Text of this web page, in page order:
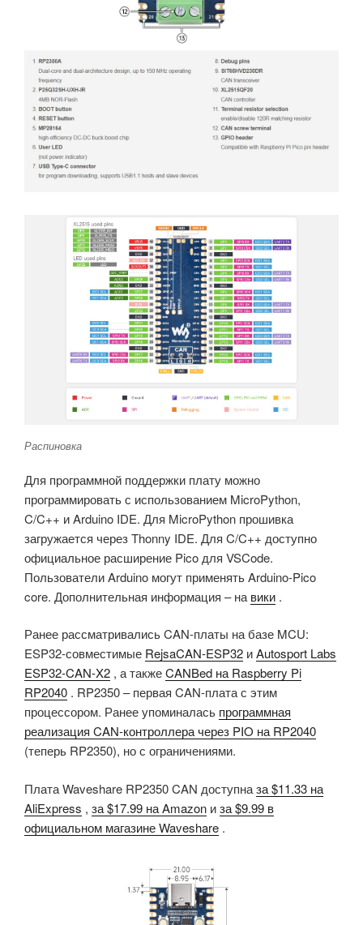
Распиновка
Для программной поддержки плату можно
программировать с использованием MicroPython,
C/C++ и Arduino IDE. Для MicroPython прошивка
загружается через Thonny IDE. Для C/C++ доступно
официальное расширение Pico для VSCode.
Пользователи Arduino могут применять Arduino-Pico
core. Дополнительная информация – на вики .
Ранее рассматривались CAN-платы на базе MCU:
ESP32-совместимые RejsaCAN-ESP32 иAutosport Labs
ESP32-CAN-X2 , а такжеCANBed на Raspberry Pi
RP2040 . RP2350 – первая CAN-плата с этим
процессором. Ранее упоминалась программная
реализация CAN-контроллера через PIO на RP2040
(теперь RP2350), но с ограничениями.
Плата Waveshare RP2350 CAN доступназа $11.33 на
AliExpress , за $17.99 на Amazon иза $9.99 в
официальном магазине Waveshare .